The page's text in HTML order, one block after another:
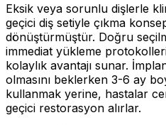
Eksik veya sorunlu dişlerle
geçici diş setiyle çıkma
dönüştürmüştür. Doğru
immediat yükleme
kolaylık avantajı sunar.
olmasını beklerken 3-6 ay
kullanmak yerine, hastalar
geçici restorasyon alırlar.